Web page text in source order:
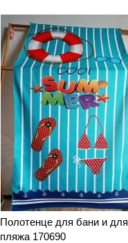
Полотенце для бани и для
пляжа 170690